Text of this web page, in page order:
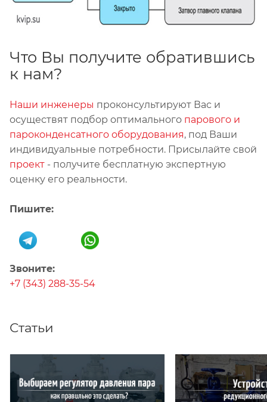
Что Вы получите обратившись
к нам?
Наши инженеры проконсультируют Вас и
осуществят подбор оптимального парового и
пароконденсатного оборудования, под Ваши
индивидуальные потребности. Присылайте свой
проект - получите бесплатную экспертную
оценку его реальности.
Пишите:
Звоните:
+7 (343) 288-35-54
Статьи